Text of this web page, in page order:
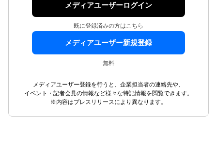
メディアユーザーログイン
既に登録済みの方はこちら
メディアユーザー新規登録
無料
メディアユーザー登録を行うと、企業担当者の連絡先や、
イベント・記者会見の情報など様々な特記情報を閲覧できます。
※内容はプレスリリースにより異なります。